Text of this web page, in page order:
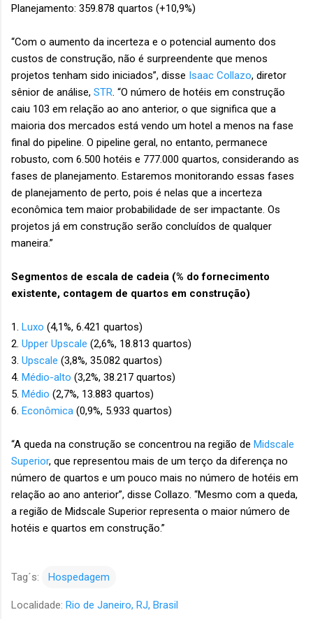
Planejamento: 359.878 quartos (+10,9%)
“Com o aumento da incerteza e o potencial aumento dos
custos de construção, não é surpreendente que menos
projetos tenham sido iniciados”, disse Isaac Collazo, diretor
sênior de análise, STR. “O número de hotéis em construção
caiu 103 em relação ao ano anterior, o que significa que a
maioria dos mercados está vendo um hotel a menos na fase
final do pipeline. O pipeline geral, no entanto, permanece
robusto, com 6.500 hotéis e 777.000 quartos, considerando as
fases de planejamento. Estaremos monitorando essas fases
de planejamento de perto, pois é nelas que a incerteza
econômica tem maior probabilidade de ser impactante. Os
projetos já em construção serão concluídos de qualquer
maneira.”
Segmentos de escala de cadeia (% do fornecimento
existente, contagem de quartos em construção)
1. Luxo (4,1%, 6.421 quartos)
2. Upper Upscale (2,6%, 18.813 quartos)
3. Upscale (3,8%, 35.082 quartos)
4. Médio-alto (3,2%, 38.217 quartos)
5. Médio (2,7%, 13.883 quartos)
6. Econômica (0,9%, 5.933 quartos)
“A queda na construção se concentrou na região de Midscale
Superior, que representou mais de um terço da diferença no
número de quartos e um pouco mais no número de hotéis em
relação ao ano anterior”, disse Collazo. “Mesmo com a queda,
a região de Midscale Superior representa o maior número de
hotéis e quartos em construção.”
Tag´s: Hospedagem
Localidade: Rio de Janeiro, RJ, Brasil